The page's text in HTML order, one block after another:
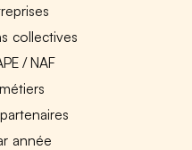
collectives
/ NAF
année